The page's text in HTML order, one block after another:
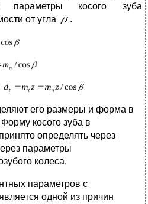
параметры косого зуба
от угла
.
его размеры и форма в
косого зуба в
определять через
параметры
колеса.
параметров с
является одной из причин